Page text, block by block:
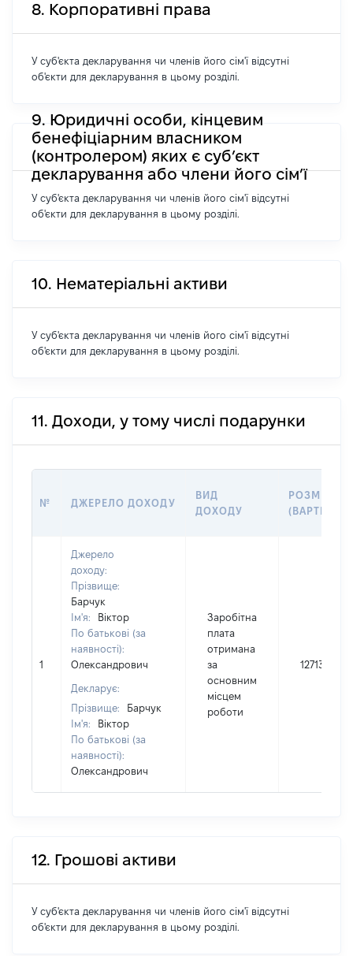
8. Корпоративні права
У суб'єкта декларування чи членів його сім'ї відсутні
об'єкти для декларування в цьому розділі.
9. Юридичні особи, кінцевим
бенефіціарним власником
(контролером) яких є суб’єкт
декларування або члени його сім’ї
У суб'єкта декларування чи членів його сім'ї відсутні
об'єкти для декларування в цьому розділі.
10. Нематеріальні активи
У суб'єкта декларування чи членів його сім'ї відсутні
об'єкти для декларування в цьому розділі.
11. Доходи, у тому числі подарунки
№ ДЖЕРЕЛО ДОХОДУ
ВИД
ДОХОДУ
РОЗМІР
(ВАРТІСТЬ)
1
Джерело
доходу:
Прізвище:
Барчук
Ім'я:
Віктор
По батькові (за
наявності):
Олександрович
Декларує:
Прізвище:
Барчук
Ім'я:
Віктор
По батькові (за
наявності):
Олександрович
Заробітна
плата
отримана
за
основним
місцем
роботи
127131
12. Грошові активи
У суб'єкта декларування чи членів його сім'ї відсутні
об'єкти для декларування в цьому розділі.